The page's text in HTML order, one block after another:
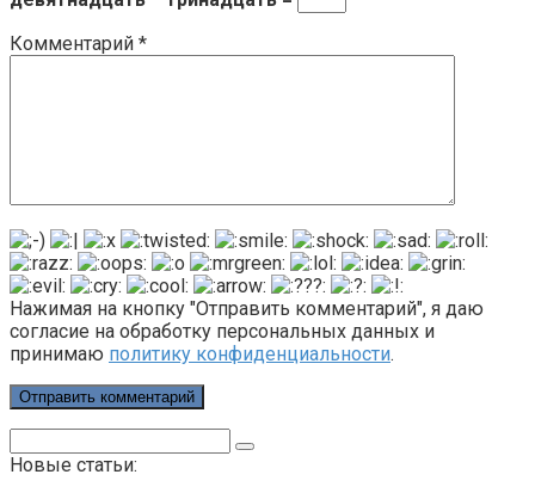
Комментарий *
Нажимая на кнопку "Отправить комментарий", я даю
согласие на обработку персональных данных и
принимаю политику конфиденциальности.
Новые статьи: